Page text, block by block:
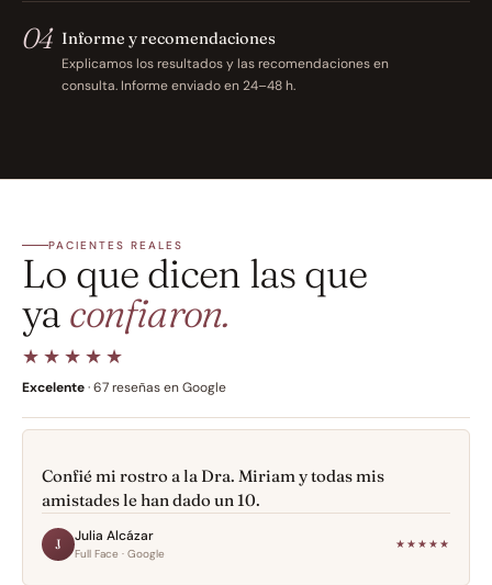
04 Informe y recomendaciones
Explicamos los resultados y las recomendaciones en
consulta. Informe enviado en 24–48 h.
PACIENTES REALES
Lo que dicen las que
ya confiaron.
★★★★★
Excelente · 67 reseñas en Google
Confié mi rostro a la Dra. Miriam y todas mis
amistades le han dado un 10.
J Julia Alcázar
Full Face · Google
★★★★★